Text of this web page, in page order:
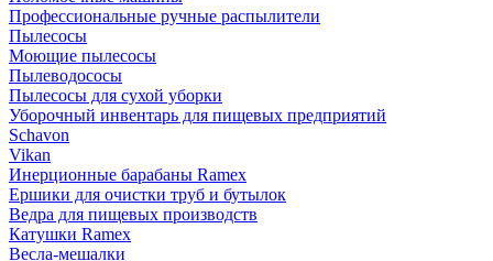
Профессиональные ручные распылители
Пылесосы
Моющие пылесосы
Пылеводососы
Пылесосы для сухой уборки
Уборочный инвентарь для пищевых предприятий
Schavon
Vikan
Инерционные барабаны Ramex
Ершики для очистки труб и бутылок
Ведра для пищевых производств
Катушки Ramex
Весла-мешалки